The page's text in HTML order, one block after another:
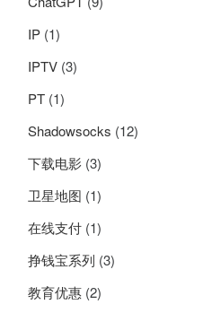
IP (1)
IPTV (3)
PT (1)
Shadowsocks (12)
下载电影 (3)
卫星地图 (1)
在线支付 (1)
挣钱宝系列 (3)
教育优惠 (2)